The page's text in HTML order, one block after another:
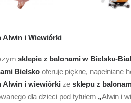
Alwin i Wiewiórki
sklepie z balonami w Bielsku-
Bielsko oferuje piękne, napełniane
Alwin i wiewiórki ze sklepu z
dla dzieci pod tytułem „Alwin i